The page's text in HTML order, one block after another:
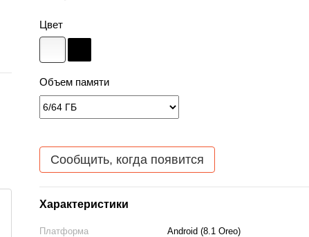
Цвет
Объем памяти
Сообщить, когда появится
Характеристики
Платформа
Android (8.1 Oreo)